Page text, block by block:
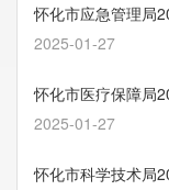
怀化市应急管理局
2025-01-27
怀化市医疗保障局
2025-01-27
怀化市科学技术局